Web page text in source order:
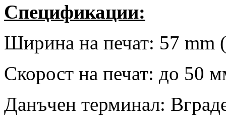
Спецификации:
Ширина на печат: 57 mm
Скорост на печат: до 50
Данъчен терминал: